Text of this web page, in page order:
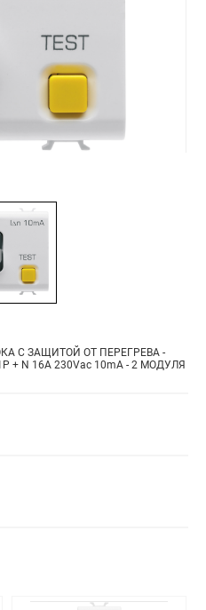
С ЗАЩИТОЙ ОТ ПЕРЕГРЕВА -
+ N 16A 230Vac 10mA - 2 МОДУЛЯ